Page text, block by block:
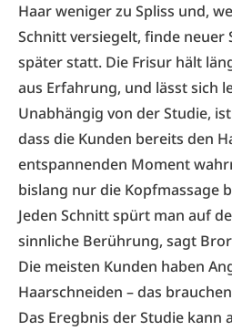
Haar weniger zu Spliss und,
Schnitt versiegelt, finde neuer
später statt. Die Frisur hält
aus Erfahrung, und lässt sich
Unabhängig von der Studie,
dass die Kunden bereits den
entspannenden Moment
bislang nur die Kopfmassage
Jeden Schnitt spürt man auf
sinnliche Berührung, sagt
Die meisten Kunden haben
Haarschneiden – das
Das Eregbnis der Studie kann